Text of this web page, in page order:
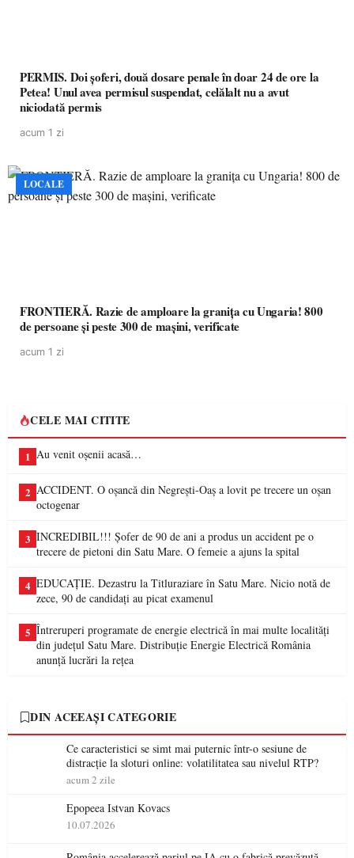
PERMIS. Doi șoferi, două dosare penale în doar 24 de ore la
Petea! Unul avea permisul suspendat, celălalt nu a avut
niciodată permis
acum 1 zi
LOCALE
FRONTIERĂ. Razie de amploare la granița cu Ungaria! 800
de persoane și peste 300 de mașini, verificate
acum 1 zi
CELE MAI CITITE
1 Au venit oșenii acasă…
2 ACCIDENT. O oșancă din Negrești-Oaș a lovit pe trecere un oșan
octogenar
3 INCREDIBIL!!! Șofer de 90 de ani a produs un accident pe o
trecere de pietoni din Satu Mare. O femeie a ajuns la spital
4 EDUCAȚIE. Dezastru la Titluraziare în Satu Mare. Nicio notă de
zece, 90 de candidați au picat examenul
5 Întreruperi programate de energie electrică în mai multe localități
din județul Satu Mare. Distribuție Energie Electrică România
anunță lucrări la rețea
DIN ACEEAȘI CATEGORIE
Ce caracteristici se simt mai puternic într-o sesiune de
distracție la sloturi online: volatilitatea sau nivelul RTP?
acum 2 zile
Epopeea Istvan Kovacs
10.07.2026